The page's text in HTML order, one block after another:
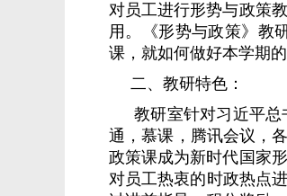
对员工进行形势与政策
用。《形势与政策》教
课，就如何做好本学期
二、教研特色：
教研室针对习近平总
通，慕课，腾讯会议，
政策课成为新时代国家
对员工热衷的时政热点